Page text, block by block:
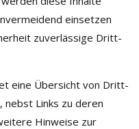
einsetzen
zuverlässige Dritt-
eine Übersicht von Dritt-
Links zu deren
Hinweise zur